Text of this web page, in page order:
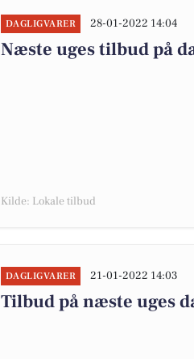
DAGLIGVARER 28-01-2022 14:04
Næste uges tilbud på
Kilde: Lokale tilbud
DAGLIGVARER 21-01-2022 14:03
Tilbud på næste uges